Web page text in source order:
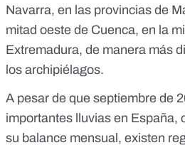
Navarra, en las provincias de
mitad oeste de Cuenca, en la
Extremadura, de manera más
los archipiélagos.
A pesar de que septiembre de
importantes lluvias en España,
su balance mensual, existen